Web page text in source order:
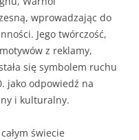
wprowadzając do
Jego twórczość,
z reklamy,
się symbolem ruchu
jako odpowiedź na
i kulturalny.
świecie